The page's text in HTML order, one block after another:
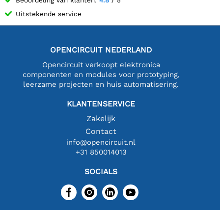
Uitstekende service
OPENCIRCUIT NEDERLAND
Opencircuit verkoopt elektronica
componenten en modules voor prototyping,
leerzame projecten en huis automatisering.
KLANTENSERVICE
Zakelijk
Contact
info@opencircuit.nl
+31 850014013
SOCIALS